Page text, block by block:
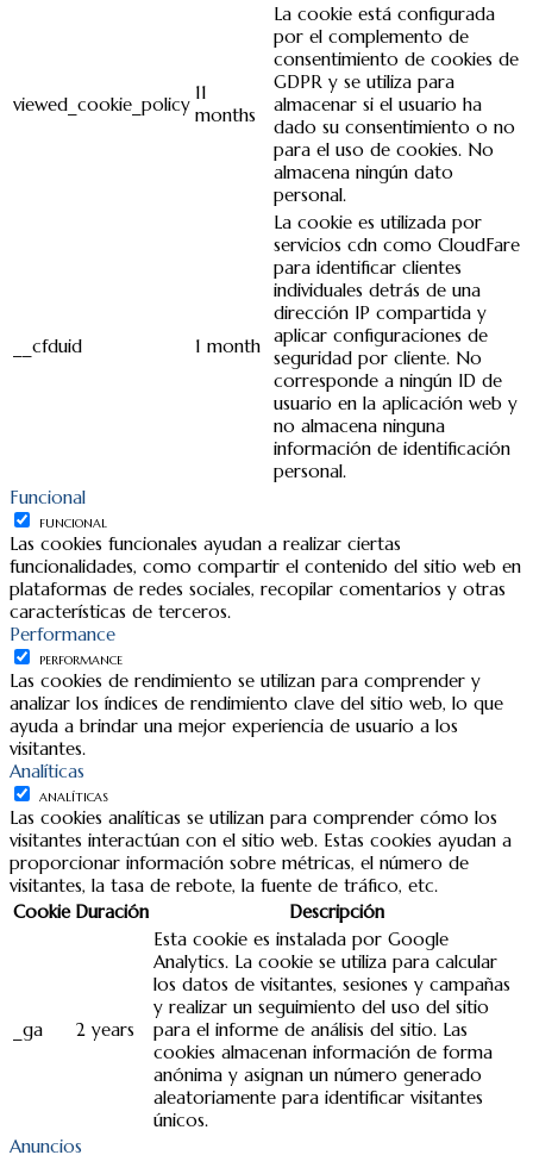
viewed_cookie_policy
11
months
La cookie está configurada
por el complemento de
consentimiento de cookies de
GDPR y se utiliza para
almacenar si el usuario ha
dado su consentimiento o no
para el uso de cookies. No
almacena ningún dato
personal.
__cfduid 1 month
La cookie es utilizada por
servicios cdn como CloudFare
para identificar clientes
individuales detrás de una
dirección IP compartida y
aplicar configuraciones de
seguridad por cliente. No
corresponde a ningún ID de
usuario en la aplicación web y
no almacena ninguna
información de identificación
personal.
Funcional
FUNCIONAL
Las cookies funcionales ayudan a realizar ciertas
funcionalidades, como compartir el contenido del sitio web en
plataformas de redes sociales, recopilar comentarios y otras
características de terceros.
Performance
PERFORMANCE
Las cookies de rendimiento se utilizan para comprender y
analizar los índices de rendimiento clave del sitio web, lo que
ayuda a brindar una mejor experiencia de usuario a los
visitantes.
Analíticas
ANALÍTICAS
Las cookies analíticas se utilizan para comprender cómo los
visitantes interactúan con el sitio web. Estas cookies ayudan a
proporcionar información sobre métricas, el número de
visitantes, la tasa de rebote, la fuente de tráfico, etc.
Cookie Duración Descripción
_ga 2 years
Esta cookie es instalada por Google
Analytics. La cookie se utiliza para calcular
los datos de visitantes, sesiones y campañas
y realizar un seguimiento del uso del sitio
para el informe de análisis del sitio. Las
cookies almacenan información de forma
anónima y asignan un número generado
aleatoriamente para identificar visitantes
únicos.
Anuncios